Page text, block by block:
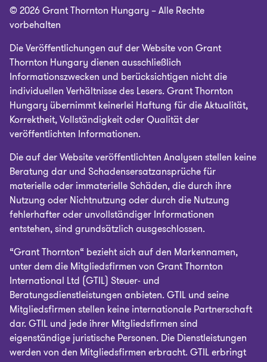
© 2026 Grant Thornton Hungary – Alle Rechte
vorbehalten
Die Veröffentlichungen auf der Website von Grant
Thornton Hungary dienen ausschließlich
Informationszwecken und berücksichtigen nicht die
individuellen Verhältnisse des Lesers. Grant Thornton
Hungary übernimmt keinerlei Haftung für die Aktualität,
Korrektheit, Vollständigkeit oder Qualität der
veröffentlichten Informationen.
Die auf der Website veröffentlichten Analysen stellen keine
Beratung dar und Schadensersatzansprüche für
materielle oder immaterielle Schäden, die durch ihre
Nutzung oder Nichtnutzung oder durch die Nutzung
fehlerhafter oder unvollständiger Informationen
entstehen, sind grundsätzlich ausgeschlossen.
“Grant Thornton“ bezieht sich auf den Markennamen,
unter dem die Mitgliedsfirmen von Grant Thornton
International Ltd (GTIL) Steuer- und
Beratungsdienstleistungen anbieten. GTIL und seine
Mitgliedsfirmen stellen keine internationale Partnerschaft
dar. GTIL und jede ihrer Mitgliedsfirmen sind
eigenständige juristische Personen. Die Dienstleistungen
werden von den Mitgliedsfirmen erbracht. GTIL erbringt